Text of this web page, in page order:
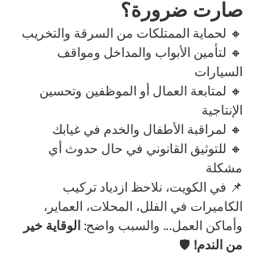
صارت ضرورة؟
🔸 لحماية الممتلكات من السرقة والتخريب
🔸 لتأمين الأبواب والمداخل ومواقف
السيارات
🔸 لمتابعة العمال أو الموظفين وتحسين
الإنتاجية
🔸 لمراقبة الأطفال والخدم في غيابك
🔸 للتوثيق القانوني في حال حدوث أي
مشكلة
📌 في الكويت، نلاحظ ازدياد تركيب
الكاميرات في الفلل، المحلات، العماير،
وأماكن العمل... والسبب واضح: الوقاية خير
من الندم! 🛡️